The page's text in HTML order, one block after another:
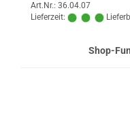
Art.Nr.: 36.04.07
Lieferzeit:
Shop-